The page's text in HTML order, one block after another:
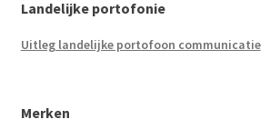
Landelijke portofonie
Uitleg landelijke portofoon communicatie
Merken